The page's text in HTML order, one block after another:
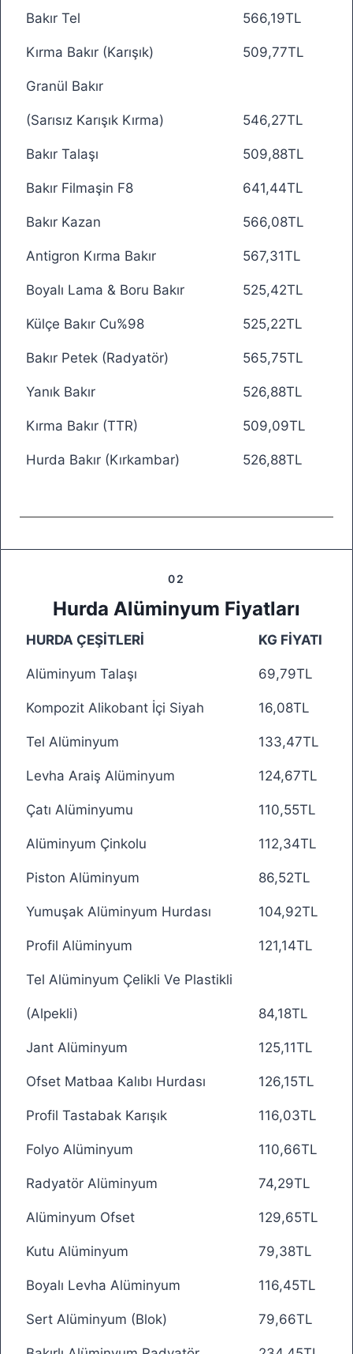
Bakır Tel 566,19TL
Kırma Bakır (Karışık) 509,77TL
Granül Bakır
(Sarısız Karışık Kırma) 546,27TL
Bakır Talaşı 509,88TL
Bakır Filmaşin F8 641,44TL
Bakır Kazan 566,08TL
Antigron Kırma Bakır 567,31TL
Boyalı Lama & Boru Bakır 525,42TL
Külçe Bakır Cu%98 525,22TL
Bakır Petek (Radyatör) 565,75TL
Yanık Bakır 526,88TL
Kırma Bakır (TTR) 509,09TL
Hurda Bakır (Kırkambar) 526,88TL
02
Hurda Alüminyum Fiyatları
HURDA ÇEŞİTLERİ KG FİYATI
Alüminyum Talaşı 69,79TL
Kompozit Alikobant İçi Siyah 16,08TL
Tel Alüminyum 133,47TL
Levha Araiş Alüminyum 124,67TL
Çatı Alüminyumu 110,55TL
Alüminyum Çinkolu 112,34TL
Piston Alüminyum 86,52TL
Yumuşak Alüminyum Hurdası 104,92TL
Profil Alüminyum 121,14TL
Tel Alüminyum Çelikli Ve Plastikli
(Alpekli) 84,18TL
Jant Alüminyum 125,11TL
Ofset Matbaa Kalıbı Hurdası 126,15TL
Profil Tastabak Karışık 116,03TL
Folyo Alüminyum 110,66TL
Radyatör Alüminyum 74,29TL
Alüminyum Ofset 129,65TL
Kutu Alüminyum 79,38TL
Boyalı Levha Alüminyum 116,45TL
Sert Alüminyum (Blok) 79,66TL